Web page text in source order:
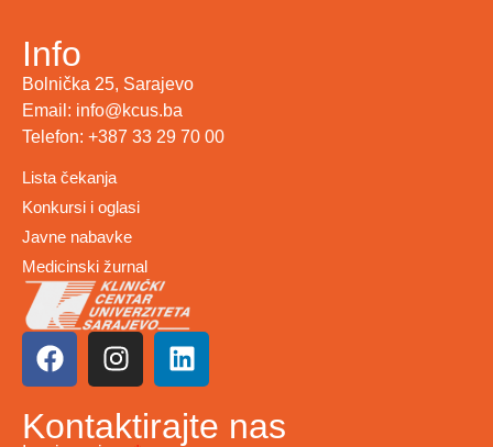
Info
Bolnička 25, Sarajevo
Email: info@kcus.ba
Telefon: +387 33 29 70 00
Lista čekanja
Konkursi i oglasi
Javne nabavke
Medicinski žurnal
Kontaktirajte nas